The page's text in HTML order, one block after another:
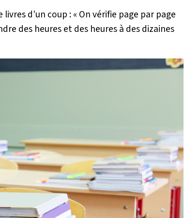
d’un coup :« On vérifie page par page
des heures et des heures à des dizaines